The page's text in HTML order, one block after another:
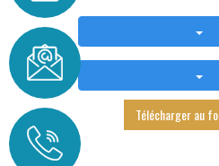
Télécharger au